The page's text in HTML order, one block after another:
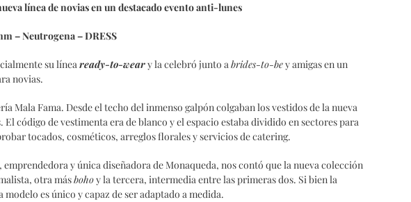
línea de novias en un destacado evento anti-lunes
– Neutrogena – DRESS
su líneaready-to-weary la celebró junto abrides-to-bey amigas en un
novias.
Mala Fama. Desde el techo del inmenso galpón colgaban los vestidos de la nueva
código de vestimenta era de blanco y el espacio estaba dividido en sectores para
tocados, cosméticos, arreglos florales y servicios de catering.
y única diseñadora de Monaqueda, nos contó que la nueva colección
otra másbohoy la tercera, intermedia entre las primeras dos. Si bien la
modelo es único y capaz de ser adaptado a medida.